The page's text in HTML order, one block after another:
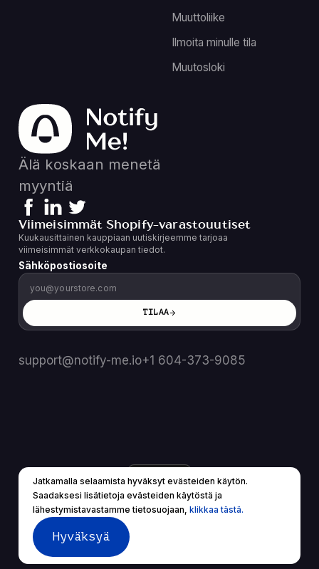
Jatkamalla selaamista hyväksyt evästeiden käytön.
Saadaksesi lisätietoja evästeiden käytöstä ja
lähestymistavastamme tietosuojaan, klikkaa tästä.
Hyväksyä
Muuttoliike
Ilmoita minulle tila
Muutosloki
Älä koskaan menetä
myyntiä
Viimeisimmät Shopify-varastouutiset
Kuukausittainen kauppiaan uutiskirjeemme tarjoaa
viimeisimmät verkkokaupan tiedot.
Sähköpostiosoite
TILAA
support@notify-me.io+1 604-373-9085
© 2025 Kaikki oikeudet pidätetään.
PalveluehdotTietosuojakäytäntö